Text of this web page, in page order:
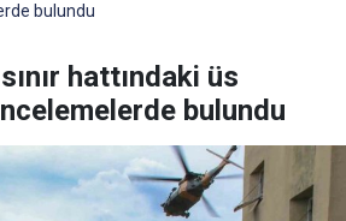
bulundu
hattındaki üs
bulundu